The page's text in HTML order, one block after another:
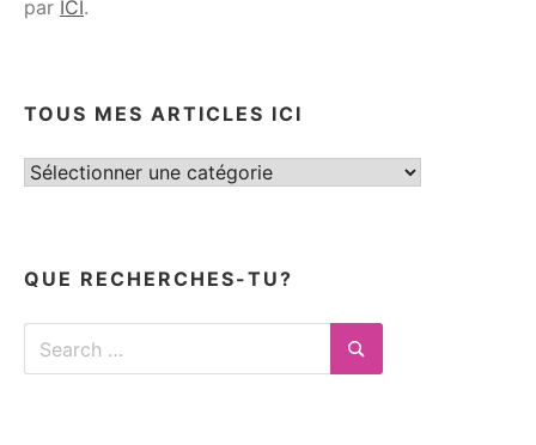
par ICI.
TOUS MES ARTICLES ICI
Tous
QUE RECHERCHES-TU?
Search
for:
Search